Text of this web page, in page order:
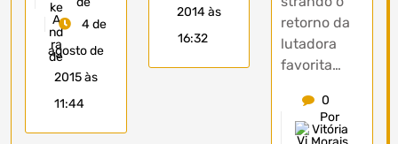
4 de
agosto de
2015 às
11:44
2014 às
16:32
retorno da
lutadora
favorita…
0
Por
Vitória